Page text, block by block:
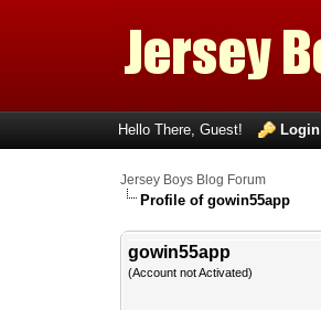
Hello There, Guest! Login
Jersey Boys Blog Forum
Profile of gowin55app
gowin55app
(Account not Activated)